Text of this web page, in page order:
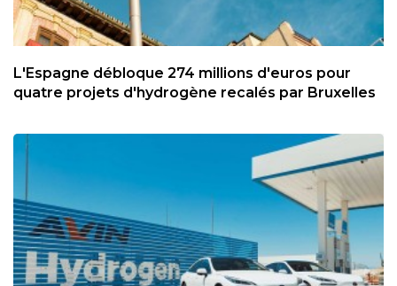
L'Espagne débloque 274 millions d'euros pour
quatre projets d'hydrogène recalés par Bruxelles